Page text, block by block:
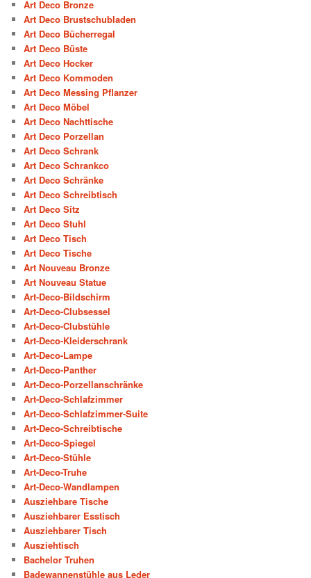
Art Deco Bronze
Art Deco Brustschubladen
Art Deco Bücherregal
Art Deco Büste
Art Deco Hocker
Art Deco Kommoden
Art Deco Messing Pflanzer
Art Deco Möbel
Art Deco Nachttische
Art Deco Porzellan
Art Deco Schrank
Art Deco Schrankco
Art Deco Schränke
Art Deco Schreibtisch
Art Deco Sitz
Art Deco Stuhl
Art Deco Tisch
Art Deco Tische
Art Nouveau Bronze
Art Nouveau Statue
Art-Deco-Bildschirm
Art-Deco-Clubsessel
Art-Deco-Clubstühle
Art-Deco-Kleiderschrank
Art-Deco-Lampe
Art-Deco-Panther
Art-Deco-Porzellanschränke
Art-Deco-Schlafzimmer
Art-Deco-Schlafzimmer-Suite
Art-Deco-Schreibtische
Art-Deco-Spiegel
Art-Deco-Stühle
Art-Deco-Truhe
Art-Deco-Wandlampen
Ausziehbare Tische
Ausziehbarer Esstisch
Ausziehbarer Tisch
Ausziehtisch
Bachelor Truhen
Badewannenstühle aus Leder